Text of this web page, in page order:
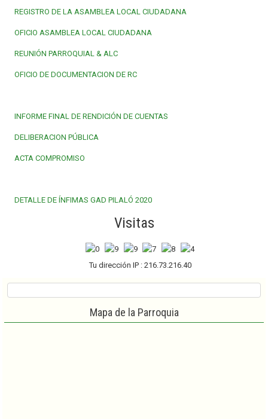
REGISTRO DE LA ASAMBLEA LOCAL CIUDADANA
OFICIO ASAMBLEA LOCAL CIUDADANA
REUNIÓN PARROQUIAL & ALC
OFICIO DE DOCUMENTACION DE RC
INFORME FINAL DE RENDICIÓN DE CUENTAS
DELIBERACION PÚBLICA
ACTA COMPROMISO
DETALLE DE ÍNFIMAS GAD PILALÓ 2020
Visitas
Tu dirección IP : 216.73.216.40
Mapa de la Parroquia